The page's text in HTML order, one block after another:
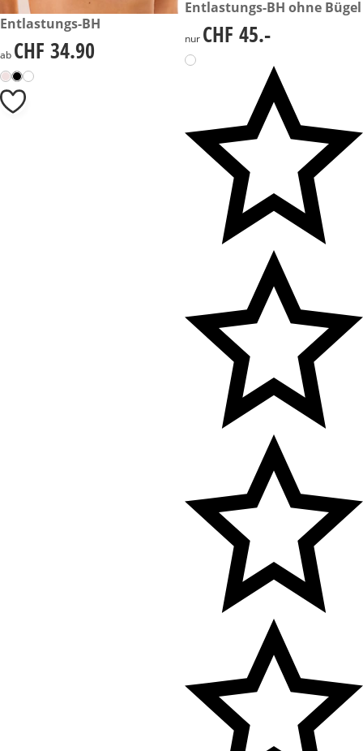
CHF 34.90
Entlastungs-BH
CHF 34.90
ab CHF 34.90
CHF 45.-
Entlastungs-BH ohne Bügel
CHF 45.-
nur CHF 45.-